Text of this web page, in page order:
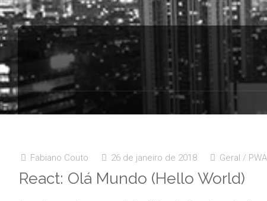
Fabiano Couto 26 de janeiro de 2018 Geral / PWA
React: Olá Mundo (Hello World)